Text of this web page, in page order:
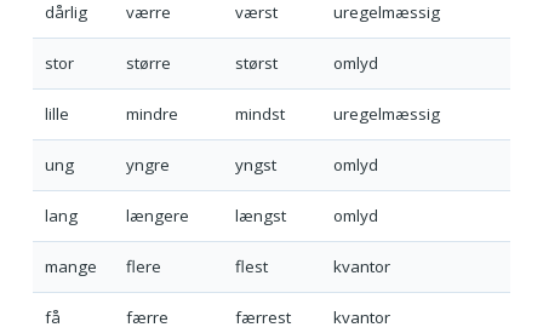
dårlig værre værst uregelmæssig
stor større størst omlyd
lille mindre mindst uregelmæssig
ung yngre yngst omlyd
lang længere længst omlyd
mange flere flest kvantor
få færre færrest kvantor